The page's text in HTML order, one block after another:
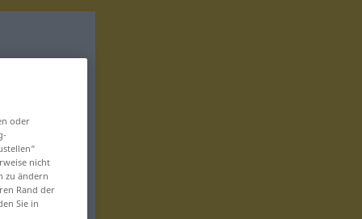
oder
nicht
zu ändern
Rand der
Sie in